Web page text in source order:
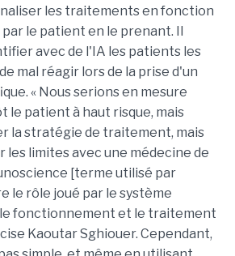
les traitements en fonction
le patient en le prenant. Il
avec de l'IA les patients les
mal réagir lors de la prise d'un
« Nous serions en mesure
le patient à haut risque, mais
la stratégie de traitement, mais
les limites avec une médecine de
[terme utilisé par
le rôle joué par le système
fonctionnement et le traitement
Kaoutar Sghiouer. Cependant,